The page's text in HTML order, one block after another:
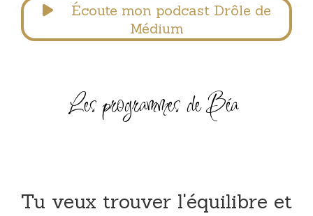
Écoute mon podcast Drôle de
Médium
Les programmes de Béa
Tu veux trouver l'équilibre et